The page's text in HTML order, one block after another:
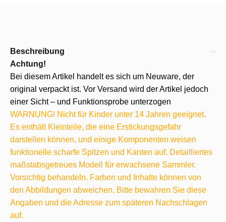
Beschreibung
Achtung!
Bei diesem Artikel handelt es sich um Neuware, der
original verpackt ist. Vor Versand wird der Artikel jedoch
einer Sicht – und Funktionsprobe unterzogen
WARNUNG! Nicht für Kinder unter 14 Jahren geeignet.
Es enthält Kleinteile, die eine Erstickungsgefahr
darstellen können, und einige Komponenten weisen
funktionelle scharfe Spitzen und Kanten auf. Detailliertes
maßstabsgetreues Modell für erwachsene Sammler.
Vorsichtig behandeln. Farben und Inhalte können von
den Abbildungen abweichen. Bitte bewahren Sie diese
Angaben und die Adresse zum späteren Nachschlagen
auf.